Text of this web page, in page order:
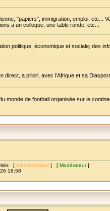
"papiers", immigration, emploi, etc...
a un colloque, une table ronde, etc...
politique, économique et sociale; des
direct, a priori, avec l’Afrique et sa
monde de football organisée sur le
[Administrateur ] [ Modérateur]
16:58